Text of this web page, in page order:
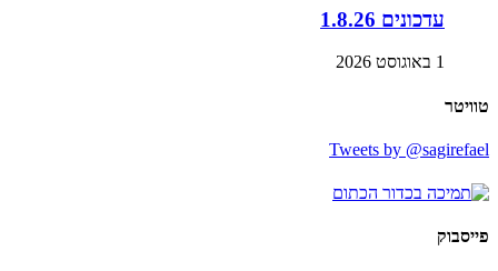
עדכונים 1.8.26
1 באוגוסט 2026
טוויטר
Tweets by @sagirefael
פייסבוק